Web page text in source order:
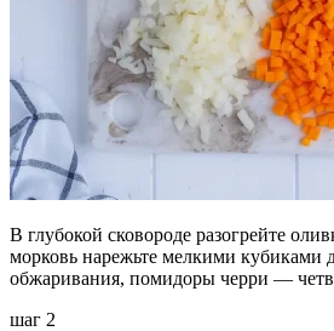
В глубокой сковороде разогрейте
морковь нарежьте мелкими кубиками
обжаривания, помидоры черри —
шаг 2